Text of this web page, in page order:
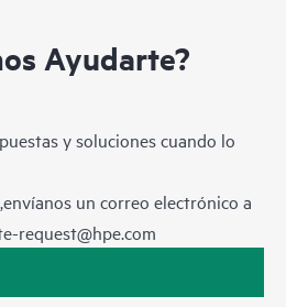
Ayudarte?
y soluciones cuando lo
un correo electrónico a
request@hpe.com